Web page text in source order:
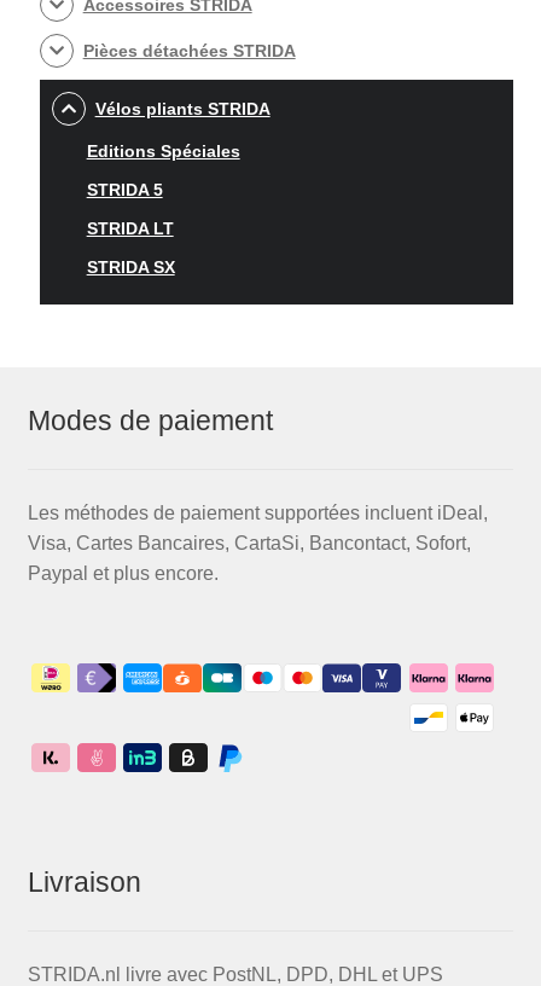
Accessoires STRIDA
Pièces détachées STRIDA
Vélos pliants STRIDA
Editions Spéciales
STRIDA 5
STRIDA LT
STRIDA SX
Modes de paiement
Les méthodes de paiement supportées incluent iDeal,
Visa, Cartes Bancaires, CartaSi, Bancontact, Sofort,
Paypal et plus encore.
Livraison
STRIDA.nl livre avec PostNL, DPD, DHL et UPS